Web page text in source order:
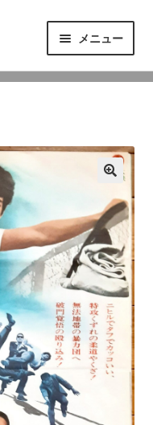
メニュー